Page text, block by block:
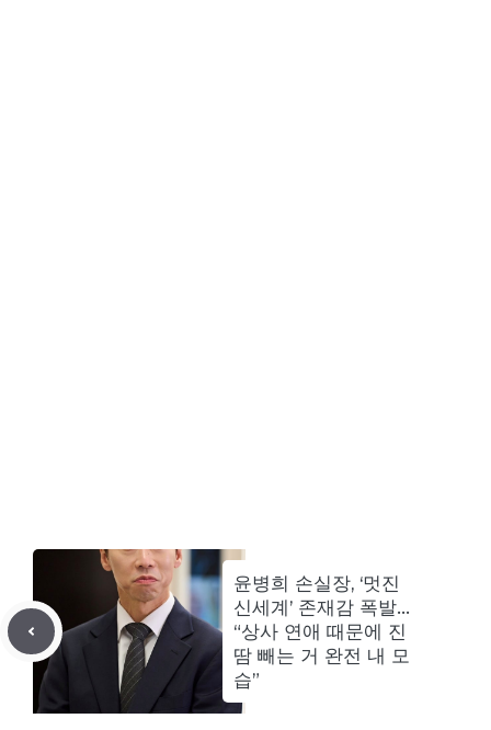
윤병희 손실장, ‘멋진
신세계’ 존재감 폭발…
“상사 연애 때문에 진
땀 빼는 거 완전 내 모
습”